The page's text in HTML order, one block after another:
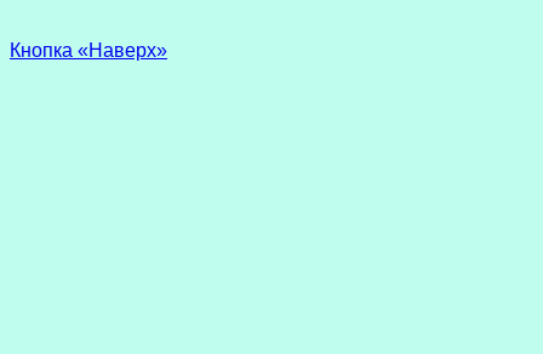
Кнопка «Наверх»